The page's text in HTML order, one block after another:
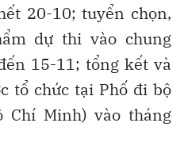
20-10; tuyển chọn,
dự thi vào chung
15-11; tổng kết và
tổ chức tại Phố đi bộ
Chí Minh) vào tháng